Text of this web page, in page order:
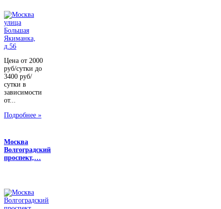
Цена от 2000
руб/сутки до
3400 руб/
сутки в
зависимости
от...
Подробнее »
Москва
Волгоградский
проспект,…